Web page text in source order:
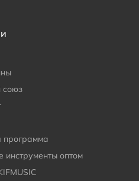
союз
программа
инструменты оптом